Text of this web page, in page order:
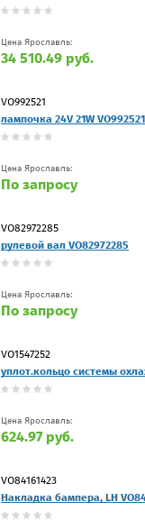
Цена Ярославль:
34 510.49 руб.
VO992521
лампочка 24V 21W VO992521
Цена Ярославль:
По запросу
VO82972285
рулевой вал VO82972285
Цена Ярославль:
По запросу
VO1547252
уплот.кольцо системы
Цена Ярославль:
624.97 руб.
VO84161423
Накладка бампера, LH